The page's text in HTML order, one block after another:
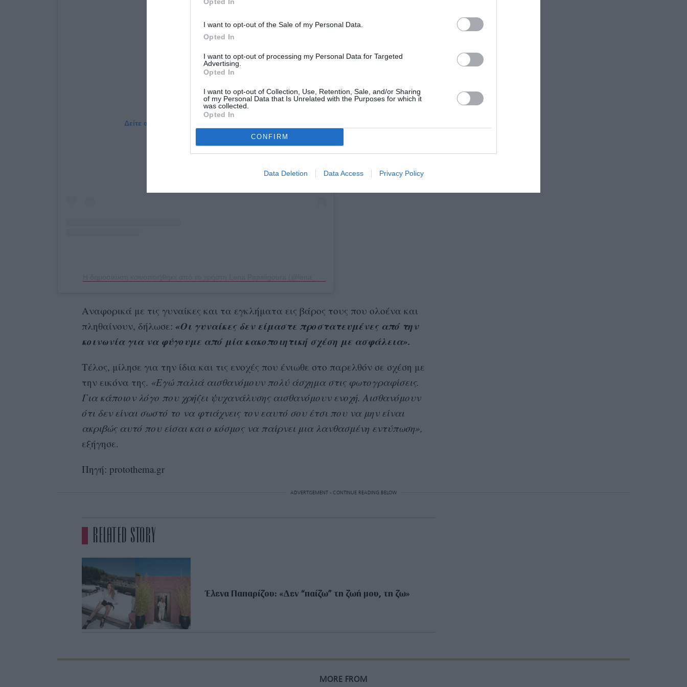
I want to opt-out of the Sale of my Personal Data.
Opted In
I want to opt-out of processing my Personal Data for Targeted
Advertising.
Opted In
I want to opt-out of Collection, Use, Retention, Sale, and/or Sharing
of my Personal Data that Is Unrelated with the Purposes for which it
was collected.
Opted In
CONFIRM
Data Deletion Data Access Privacy Policy
Δείτε αυτή τη δημοσίευση στο Instagram.
Αναφορικά με τις γυναίκες και τα εγκλήματα εις βάρος τους που ολοένα και
πληθαίνουν, δήλωσε: «Οι γυναίκες δεν είμαστε προστατευμένες από την
κοινωνία για να φύγουμε από μία κακοποιητική σχέση με ασφάλεια».
Τέλος, μίλησε για την ίδια και τις ενοχές που ένιωθε στο παρελθόν σε σχέση με
την εικόνα της. «Εγώ παλιά αισθανόμουν πολύ άσχημα στις φωτογραφίσεις.
Για κάποιον λόγο που χρήζει ψυχανάλυσης αισθανόμουν ενοχή. Αισθανόμουν
ότι δεν είναι σωστό το να φτιάχνεις τον εαυτό σου έτσι που να μην είναι
ακριβώς αυτό που είσαι και ο κόσμος να παίρνει μια λανθασμένη εντύπωση»,
εξήγησε.
Πηγή: protothema.gr
ADVERTISEMENT - CONTINUE READING BELOW
RELATED STORY
Έλενα Παπαρίζου: «Δεν “παίζω” τη ζωή μου, τη ζω»
MORE FROM